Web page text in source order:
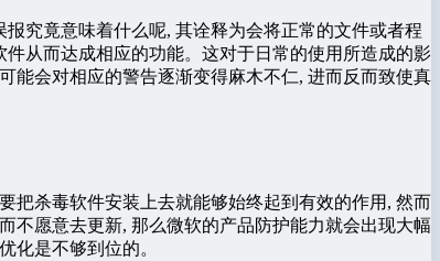
究竟意味着什么呢, 其诠释为会将正常的文件或者程
从而达成相应的功能。这对于日常的使用所造成的影
能会对相应的警告逐渐变得麻木不仁, 进而反而致使真
把杀毒软件安装上去就能够始终起到有效的作用, 然而
不愿意去更新, 那么微软的产品防护能力就会出现大幅
化是不够到位的。